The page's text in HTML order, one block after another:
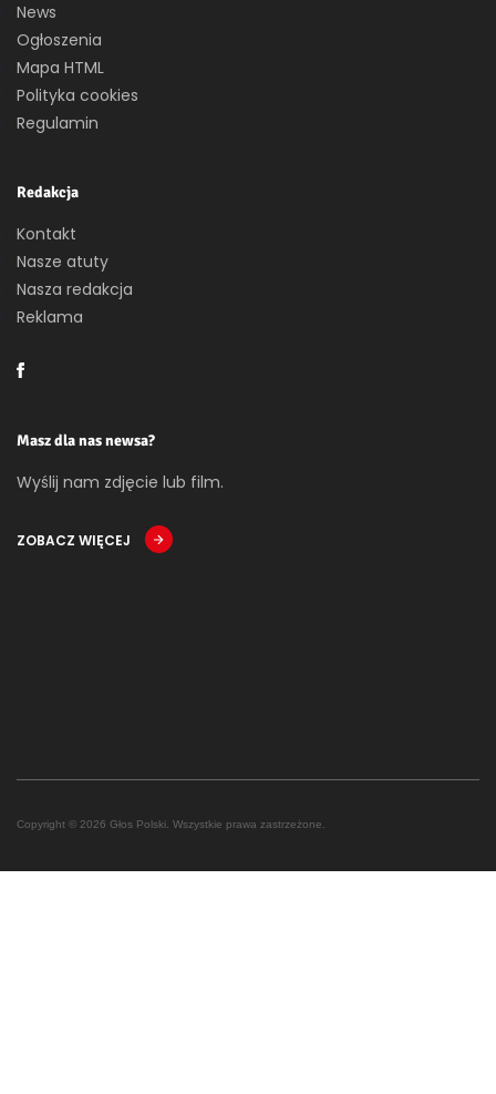
News
Ogłoszenia
Mapa HTML
Polityka cookies
Regulamin
Redakcja
Kontakt
Nasze atuty
Nasza redakcja
Reklama
Masz dla nas newsa?
Wyślij nam zdjęcie lub film.
ZOBACZ WIĘCEJ
Copyright © 2026 Głos Polski. Wszystkie prawa zastrzeżone.